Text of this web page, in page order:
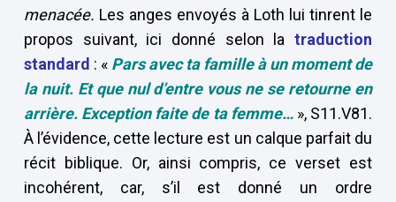
menacée. Les anges envoyés à Loth lui tinrent le
propos suivant, ici donné selon latraduction
standard : « Pars avec ta famille à un moment de
la nuit. Et que nul d’entre vous ne se retourne en
arrière. Exception faite de ta femme…», S11.V81.
À l’évidence, cette lecture est un calque parfait du
récit biblique. Or, ainsi compris, ce verset est
incohérent, car, s’il est donné un ordre